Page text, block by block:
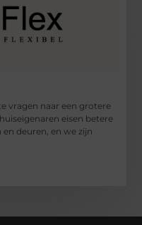
vragen naar een grotere
eisen betere
deuren, en we zijn